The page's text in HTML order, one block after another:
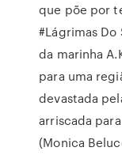
que põe por
#Lágrimas
da marinha
para uma
devastada
arriscada
(Monica